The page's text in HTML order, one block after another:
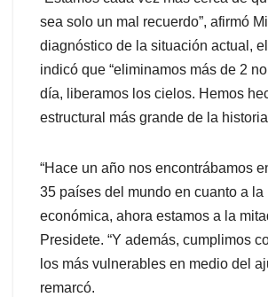
sea solo un mal recuerdo”, afirmó
diagnóstico de la situación actual,
indicó que “eliminamos más de 2
día, liberamos los cielos. Hemos
estructural más grande de la
“Hace un año nos encontrábamos
35 países del mundo en cuanto a la
económica, ahora estamos a la
Presidete. “Y además, cumplimos
los más vulnerables en medio del
remarcó.